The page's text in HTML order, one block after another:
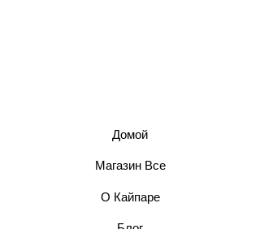
Домой
Магазин Все
О Кайпаре